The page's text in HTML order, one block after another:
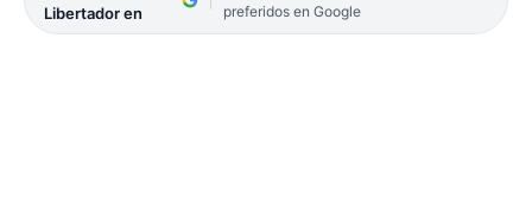
Libertador en
preferidos en Google